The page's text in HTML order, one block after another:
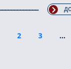
2 3 ...